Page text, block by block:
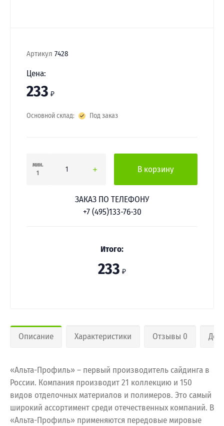
Артикул 7428
Цена:
233 ₽
Основной склад: Под заказ
мин.
1
В корзину
ЗАКАЗ ПО ТЕЛЕФОНУ
+7 (495)133-76-30
Итого:
233 ₽
Описание Характеристики Отзывы 0
«Альта-Профиль» – первый производитель сайдинга в
России. Компания производит 21 коллекцию и 150
видов отделочных материалов и полимеров. Это самый
широкий ассортимент среди отечественных компаний. В
«Альта-Профиль» применяются передовые мировые